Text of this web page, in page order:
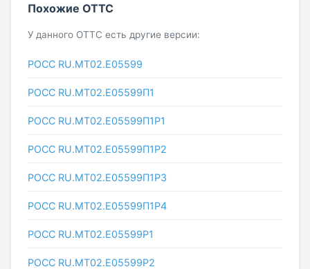
Похожие ОТТС
У данного ОТТС есть другие версии:
РОСС RU.МТ02.E05599
РОСС RU.МТ02.E05599П1
РОСС RU.МТ02.E05599П1Р1
РОСС RU.МТ02.E05599П1Р2
РОСС RU.МТ02.E05599П1Р3
РОСС RU.МТ02.E05599П1Р4
РОСС RU.МТ02.E05599Р1
РОСС RU.МТ02.E05599Р2